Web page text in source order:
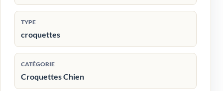
TYPE
croquettes
CATÉGORIE
Croquettes Chien